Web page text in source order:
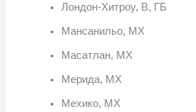
Лондон-Хитроу, В, ГБ
Мансанильо, МХ
Масатлан, МХ
Мерида, МХ
Мехико, МХ